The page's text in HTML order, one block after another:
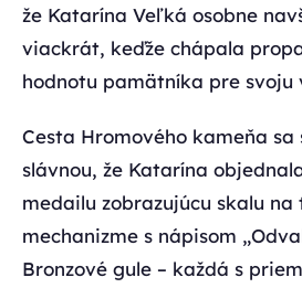
že Katarína Veľká osobne
viackrát, keďže chápala
hodnotu pamätníka pre svoju
Cesta Hromového kameňa
slávnou, že Katarína
medailu zobrazujúcu skalu
mechanizme s nápisom
Bronzové gule – každá s